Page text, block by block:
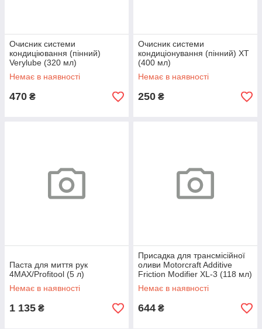
Очисник системи
кондиціювання (пінний)
Verylube (320 мл)
Немає в наявності
470 ₴
Очисник системи
кондиціонування (пінний) XT
(400 мл)
Немає в наявності
250 ₴
Паста для миття рук
4MAX/Profitool (5 л)
Немає в наявності
1 135 ₴
Присадка для трансмісійної
оливи Motorcraft Additive
Friction Modifier XL-3 (118 мл)
Немає в наявності
644 ₴